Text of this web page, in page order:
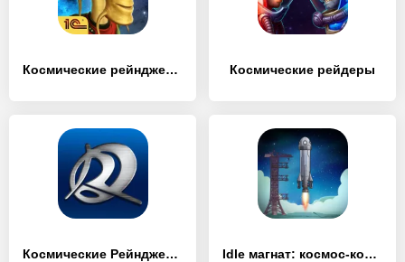
Космические рейнджеры: Наследие Космические рейдеры
Космические Рейнджеры: Квест Idle магнат: космос-команда